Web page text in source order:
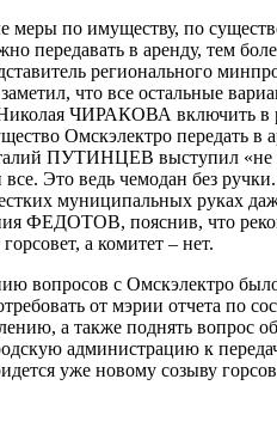
по имуществу, по
передавать в аренду, тем
регионального
что все остальные
ЧИРАКОВА включить в
Омскэлектро передать в
ПУТИНЦЕВ выступил «не
Это ведь чемодан без
муниципальных руках
ФЕДОТОВ, пояснив, что
а комитет – нет.
вопросов с Омскэлектро
от мэрии отчета по
а также поднять вопрос
администрацию к
уже новому созыву